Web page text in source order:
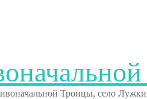
Троицы, село